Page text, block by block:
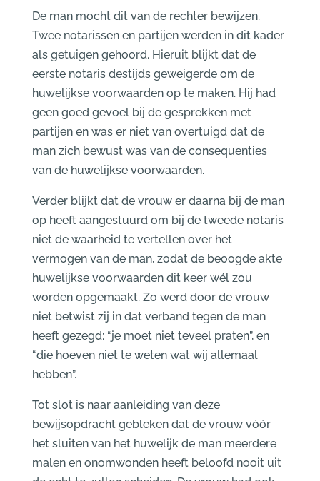
De man mocht dit van de rechter bewijzen.
Twee notarissen en partijen werden in dit kader
als getuigen gehoord. Hieruit blijkt dat de
eerste notaris destijds geweigerde om de
huwelijkse voorwaarden op te maken. Hij had
geen goed gevoel bij de gesprekken met
partijen en was er niet van overtuigd dat de
man zich bewust was van de consequenties
van de huwelijkse voorwaarden.
Verder blijkt dat de vrouw er daarna bij de man
op heeft aangestuurd om bij de tweede notaris
niet de waarheid te vertellen over het
vermogen van de man, zodat de beoogde akte
huwelijkse voorwaarden dit keer wél zou
worden opgemaakt. Zo werd door de vrouw
niet betwist zij in dat verband tegen de man
heeft gezegd: “je moet niet teveel praten”, en
“die hoeven niet te weten wat wij allemaal
hebben”.
Tot slot is naar aanleiding van deze
bewijsopdracht gebleken dat de vrouw vóór
het sluiten van het huwelijk de man meerdere
malen en onomwonden heeft beloofd nooit uit